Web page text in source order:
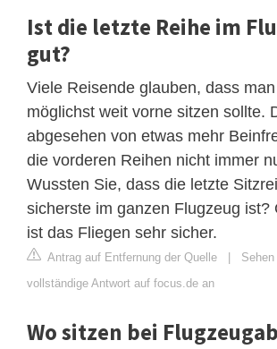
Ist die letzte Reihe im
gut?
Viele Reisende glauben, dass
möglichst weit vorne sitzen sollte.
abgesehen von etwas mehr
die vorderen Reihen nicht immer
Wussten Sie, dass die letzte
sicherste im ganzen Flugzeug ist?
ist das Fliegen sehr sicher.
Antrag auf Entfernung der Quelle |
vollständige Antwort auf focus.de an
Wo sitzen bei